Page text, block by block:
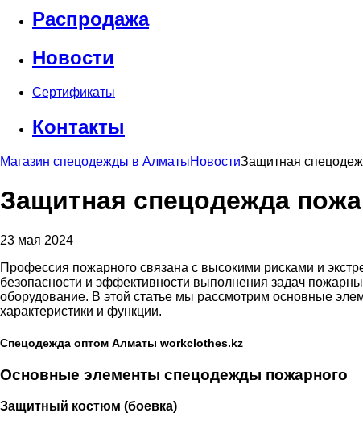
Распродажа
Новости
Сертификаты
Контакты
Магазин спецодежды в АлматыНовостиЗащитная
Защитная спецодежда
23 мая 2024
Профессия пожарного связана с высокими рисками и
безопасности и эффективности выполнения задач
оборудование. В этой статье мы рассмотрим основные
характеристики и функции.
Спецодежда оптом Алматы workclothes.kz
Основные элементы спецодежды пожарного
Защитный костюм (боевка)